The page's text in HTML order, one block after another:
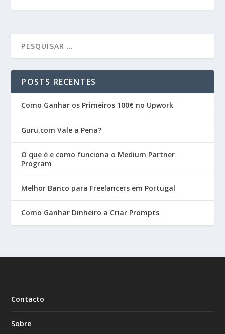
POSTS RECENTES
Como Ganhar os Primeiros 100€ no Upwork
Guru.com Vale a Pena?
O que é e como funciona o Medium Partner
Program
Melhor Banco para Freelancers em Portugal
Como Ganhar Dinheiro a Criar Prompts
Contacto
Sobre